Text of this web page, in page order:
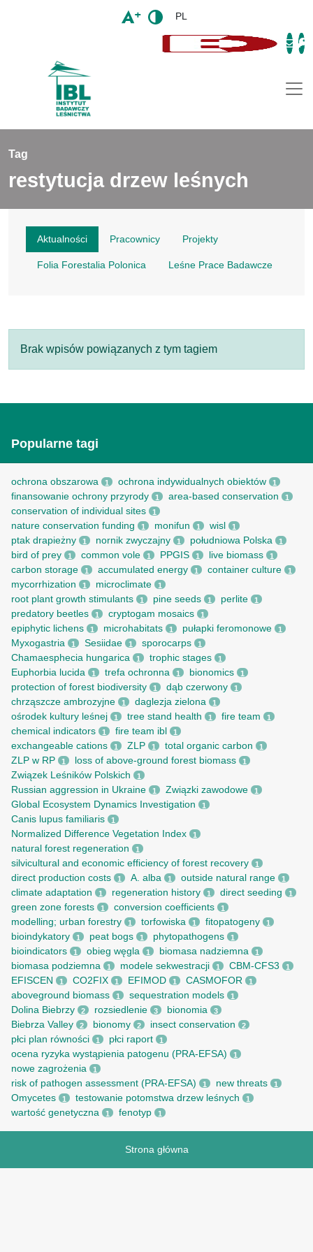
PL
Tag
restytucja drzew leśnych
Aktualności Pracownicy Projekty
Folia Forestalia Polonica Leśne Prace Badawcze
Brak wpisów powiązanych z tym tagiem
Popularne tagi
ochrona obszarowa 1 ochrona indywidualnych obiektów 1
finansowanie ochrony przyrody 1 area-based conservation 1
conservation of individual sites 1
nature conservation funding 1 monifun 1 wisl 1
ptak drapieżny 1 nornik zwyczajny 1 południowa Polska 1
bird of prey 1 common vole 1 PPGIS 1 live biomass 1
carbon storage 1 accumulated energy 1 container culture 1
mycorrhization 1 microclimate 1
root рlant growth stimulants 1 pine seeds 1 perlite 1
predatory beetles 1 cryptogam mosaics 1
epiphytic lichens 1 microhabitats 1 pułapki feromonowe 1
Myxogastria 1 Sesiidae 1 sporocarps 1
Chamaesphecia hungarica 1 trophic stages 1
Euphorbia lucida 1 trefa ochronna 1 bionomics 1
protection of forest biodiversity 1 dąb czerwony 1
chrząszcze ambrozyjne 1 daglezja zielona 1
ośrodek kultury leśnej 1 tree stand health 1 fire team 1
chemical indicators 1 fire team ibl 1
exchangeable cations 1 ZLP 1 total organic carbon 1
ZLP w RP 1 loss of above-ground forest biomass 1
Związek Leśników Polskich 1
Russian aggression in Ukraine 1 Związki zawodowe 1
Global Ecosystem Dynamics Investigation 1
Canis lupus familiaris 1
Normalized Difference Vegetation Index 1
natural forest regeneration 1
silvicultural and economic efficiency of forest recovery 1
direct production costs 1 A. alba 1 outside natural range 1
climate adaptation 1 regeneration history 1 direct seeding 1
green zone forests 1 conversion coefficients 1
modelling; urban forestry 1 torfowiska 1 fitopatogeny 1
bioindykatory 1 peat bogs 1 phytopathogens 1
bioindicators 1 obieg węgla 1 biomasa nadziemna 1
biomasa podziemna 1 modele sekwestracji 1 CBM-CFS3 1
EFISCEN 1 CO2FIX 1 EFIMOD 1 CASMOFOR 1
aboveground biomass 1 sequestration models 1
Dolina Biebrzy 2 rozsiedlenie 3 bionomia 3
Biebrza Valley 2 bionomy 2 insect conservation 2
płci plan równości 1 płci raport 1
ocena ryzyka wystąpienia patogenu (PRA-EFSA) 1
nowe zagrożenia 1
risk of pathogen assessment (PRA-EFSA) 1 new threats 1
Omycetes 1 testowanie potomstwa drzew leśnych 1
wartość genetyczna 1 fenotyp 1
Strona główna